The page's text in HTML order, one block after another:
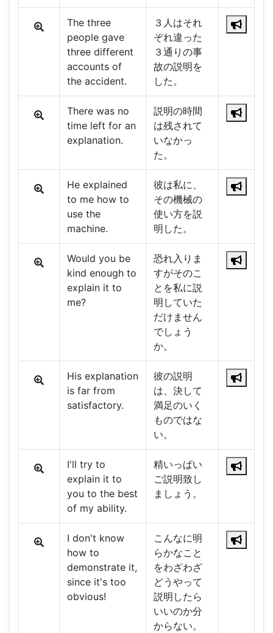
The three
people gave
three different
accounts of
the accident.
３人はそれ
ぞれ違った
３通りの事
故の説明を
した。
There was no
time left for an
explanation.
説明の時間
は残されて
いなかっ
た。
He explained
to me how to
use the
machine.
彼は私に、
その機械の
使い方を説
明した。
Would you be
kind enough to
explain it to
me?
恐れ入りま
すがそのこ
とを私に説
明していた
だけません
でしょう
か。
His explanation
is far from
satisfactory.
彼の説明
は、決して
満足のいく
ものではな
い。
I'll try to
explain it to
you to the best
of my ability.
精いっぱい
ご説明致し
ましょう。
I don't know
how to
demonstrate it,
since it's too
obvious!
こんなに明
らかなこと
をわざわざ
どうやって
説明したら
いいのか分
からない。